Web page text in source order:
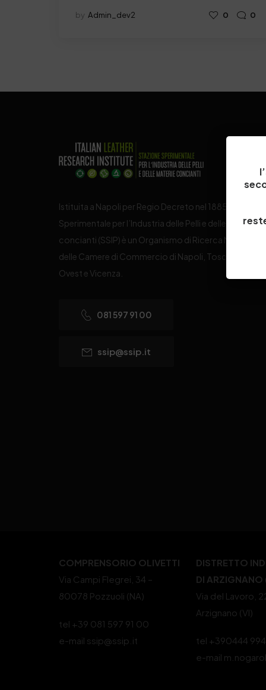
by Admin_dev2 0 0
Istituita a Napoli per Regio Decreto nel 1885, la
Sperimentale per l’Industria delle Pelli e delle materie
concianti (SSIP) è un Organismo di Ricerca Nazionale
delle Camere di Commercio di Napoli, Toscana
Ovest e Vicenza.
081 597 91 00
ssip@ssip.it
COMPRENSORIO OLIVETTI
Via Campi Flegrei, 34 –
80078 Pozzuoli (NA)
tel +39 081 597 91 00
e-mail ssip@ssip.it
DISTRETTO
DI ARZIGNANO
Via del Lavoro,
Arzignano (VI)
tel +390444
e-mail